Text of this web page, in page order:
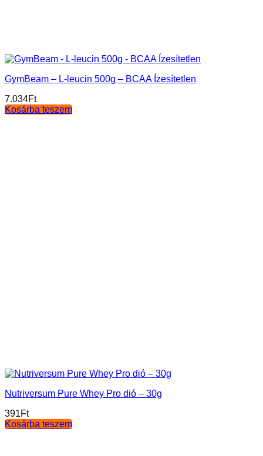
GymBeam – L-leucin 500g – BCAA Ízesítetlen
7.034Ft
Kosárba teszem
Nutriversum Pure Whey Pro dió – 30g
391Ft
Kosárba teszem